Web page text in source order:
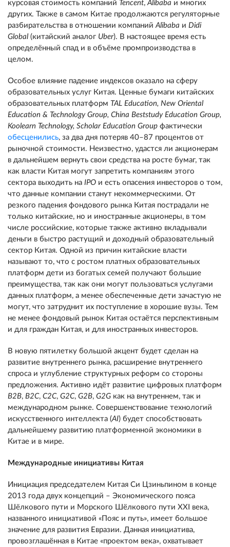
курсовая стоимость компаний Tencent,Alibaba и многих
других. Также в самом Китае продолжаются регуляторные
разбирательства в отношении компанийAlibaba и Didi
Global (китайский аналог Uber). В настоящее время есть
определённый спад и в объёме промпроизводства в
целом.
Особое влияние падение индексов оказало на сферу
образовательных услуг Китая. Ценные бумаги китайских
образовательных платформ TAL Education, New Oriental
Education & Technology Group, China Beststudy Education Group,
Koolearn Technology, Scholar Education Group фактически
обесценились, за два дня потеряв 40–87 процентов от
рыночной стоимости. Неизвестно, удастся ли акционерам
в дальнейшем вернуть свои средства на росте бумаг, так
как власти Китая могут запретить компаниям этого
сектора выходить на IPO и есть опасения инвесторов о том,
что данные компании станут некоммерческими. От
резкого падения фондового рынка Китая пострадали не
только китайские, но и иностранные акционеры, в том
числе российские, которые также активно вкладывали
деньги в быстро растущий и доходный образовательный
сектор Китая. Одной из причин китайские власти
называют то, что с ростом платных образовательных
платформ дети из богатых семей получают большие
преимущества, так как они могут пользоваться услугами
данных платформ, а менее обеспеченные дети зачастую не
могут, что затруднит их поступление в хорошие вузы. Тем
не менее фондовый рынок Китая остаётся перспективным
и для граждан Китая, и для иностранных инвесторов.
В новую пятилетку большой акцент будет сделан на
развитие внутреннего рынка, расширение внутреннего
спроса и углубление структурных реформ со стороны
предложения. Активно идёт развитие цифровых платформ
B2B, B2C, C2C, G2C, G2B, G2G как на внутреннем, так и
международном рынке. Совершенствование технологий
искусственного интеллекта (AI) будет способствовать
дальнейшему развитию платформенной экономики в
Китае и в мире.
Международные инициативы Китая
Инициация председателем Китая Си Цзиньпином в конце
2013 года двух концепций – Экономического пояса
Шёлкового пути и Морского Шёлкового пути XXI века,
названного инициативой «Пояс и путь», имеет большое
значение для развития Евразии. Данная инициатива,
провозглашённая в Китае «проектом века», охватывает